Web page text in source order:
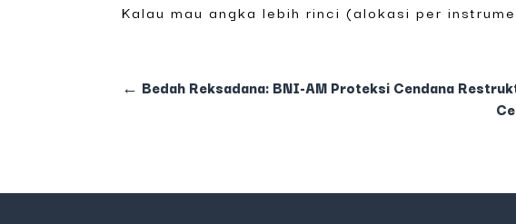
Kalau mau angka lebih rinci (alokasi per
← Bedah Reksadana: BNI-AM Proteksi Cendana